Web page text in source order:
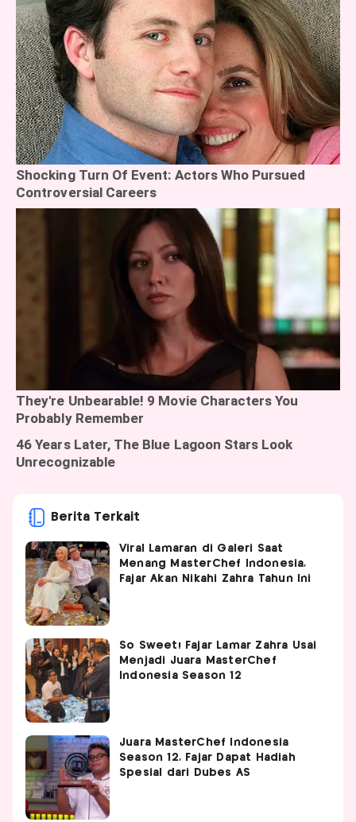
Berita Terkait
Viral Lamaran di Galeri Saat
Menang MasterChef Indonesia,
Fajar Akan Nikahi Zahra Tahun Ini
So Sweet! Fajar Lamar Zahra Usai
Menjadi Juara MasterChef
Indonesia Season 12
Juara MasterChef Indonesia
Season 12, Fajar Dapat Hadiah
Spesial dari Dubes AS